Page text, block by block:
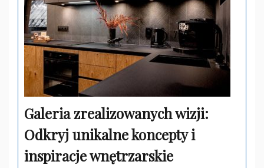
Galeria zrealizowanych wizji:
Odkryj unikalne koncepty i
inspiracje wnętrzarskie